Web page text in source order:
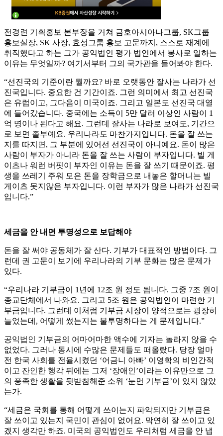
전경련 기획홍보 본부장을 거쳐 금호아시아나그룹, SK그룹
홍보실장, SK 사장, 효성그룹 홍보 고문까지, 스스로 재계에
취직했다고 하는 그가 공익법인 평가 법인에서 봉사로 일하는
이유는 무엇일까? 여기서부터 그의 국가관을 들어봐야 한다.
“선진국의 기준이란 뭘까요? 바로 오랫동안 잘사는 나라가 선
진국입니다. 중요한 건 기간이죠. 그런 의미에서 최고 선진국
은 유럽이고, 그다음이 미국이죠. 그리고 일본도 선진국 대열
에 들어갔습니다. 중국에는 소득이 5만 달러 이상인 사람이 1
억 명이나 된다고 해요. 그런데 잘사는 나라로 보여도, 기간으
로 보면 졸부예요. 우리나라도 마찬가지입니다. 돈을 잘 쓰는
지를 따지면, 그 부분에 있어선 선진국이 아니예요. 돈이 많은
사람이 부자가 아니라 돈을 잘 쓰는 사람이 부자입니다. 빌 게
이츠나 워런 버핏이 부자인 이유는 돈을 잘 쓰기 때문이죠. 평
생을 쓰레기 주워 모은 돈을 장학금으로 내놓은 할머니는 빌
게이츠 못지않은 부자입니다. 이런 부자가 많은 나라가 선진국
입니다.”
세금을 안 내면 투명성으로 보답해야
돈을 잘 써야 공동체가 잘 산다. 기부가 대표적인 방법이다. 그
런데 권 고문이 보기에 우리나라의 기부 문화는 많은 문제가
있다.
“우리나라 기부금이 1년에 12조 원 정도 됩니다. 그중 7조 원이
종교단체에서 나와요. 그리고 5조 원은 공익법인이 마련한 기
부금입니다. 그런데 이처럼 기부금 시장이 양적으로는 굉장히
늘었는데, 어떻게 썼는지는 불투명하다는 게 문제입니다.”
공익법인 기부금의 어마어마한 액수에 기자는 놀라지 않을 수
없었다. 그러나 동시에 수많은 문제들도 떠올랐다. 당장 얼마
전 한국 사회를 전율시켰던 ‘어금니 아빠’ 이영학의 비인간적
이고 잔인한 행각 뒤에는 그저 ‘장애인’이라는 이유만으로 그
의 풍족한 생활을 뒷받침해준 소위 ‘눈먼 기부금’이 있지 않았
는가.
“세금은 국회를 통해 어떻게 쓰이는지 파악되지만 기부금은
잘 쓰이고 있는지 국민이 관심이 없어요. 막연히 잘 쓰이고 있
겠지 생각만 하죠. 미국의 공익법인도 우리처럼 세금을 안 냅